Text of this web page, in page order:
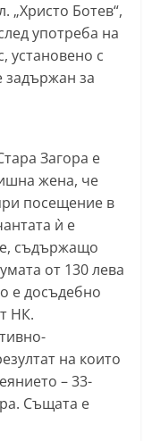
„Христо Ботев“,
употреба на
установено с
задържан за
Загора е
жена, че
посещение в
ѝ е
съдържащо
от 130 лева
е досъдебно
НК.
на които
– 33-
Същата е